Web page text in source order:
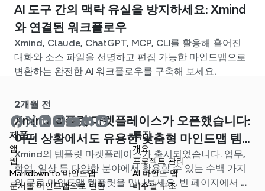
AI 도구 간의 맥락 유실을 방지하세요: Xmind
와 연결된 워크플로우
Xmind, Claude, ChatGPT, MCP, CLI를 활용해 흩어진
대화와 소스 파일을 선명하고 편집 가능한 마인드맵으로
변환하는 완전한 AI 워크플로우를 구축해 보세요.
2개월 전
Xmind 템플릿 마켓플레이스가 오픈했습니다:
어떤 상황에서도 유용한 맞춤형 마인드맵 템
플릿을 찾아보세요
Xmind의 템플릿 마켓플레이스가 출시되었습니다. 업무,
학업, 일상 등 다양한 분야에서 활용할 수 있는 수백 가지
의 무료 마인드맵 템플릿을 만나보세요. 빈 페이지에서 고
제품
앱
웹
Markdown to 마인드맵
문서를 마인드맵으로 변환
특징
개요
프로젝트 관리
AI 마인드 맵
비주얼 구조